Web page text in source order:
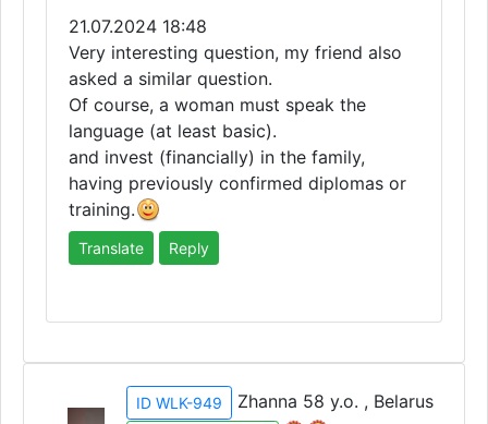
21.07.2024 18:48
Very interesting question, my friend also
asked a similar question.
Of course, a woman must speak the
language (at least basic).
and invest (financially) in the family,
having previously confirmed diplomas or
training.
Translate Reply
ID WLK-949 Zhanna 58 y.o. , Belarus